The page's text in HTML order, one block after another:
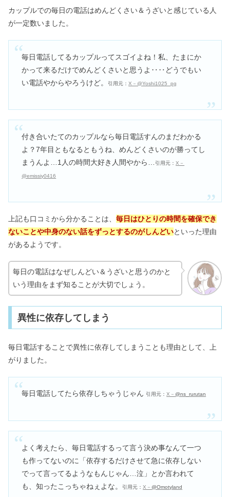
カップルでの毎日の電話はめんどくさい＆うざいと感じている人
が一定数いました。
毎日電話してるカップルってスゴイよね！私、たまにか
かって来るだけでめんどくさいと思うよ‥‥どうでもい
い電話やからやろうけど。
引用元：X－@Yoshi1025_pg
付き合いたてのカップルなら毎日電話すんのまだわかる
よ？7年目ともなるともうね、めんどくさいのが勝ってし
まうんよ…1人の時間大好き人間やから…
引用元：X－
@emissiy0416
上記も口コミから分かることは、 毎日はひとりの時間を確保でき
ないことや中身のない話をずっとするのがしんどいといった理由
があるようです。
毎日の電話はなぜしんどい＆うざいと思うのかと
いう理由をまず知ることが大切でしょう。
異性に依存してしまう
毎日電話することで異性に依存してしまうことも理由として、上
がりました。
毎日電話してたら依存しちゃうじゃん 引用元：X－@ns_rurutan
よく考えたら、毎日電話するって言う決め事なんて一つ
も作ってないのに「依存するだけさせて急に依存しない
でって言ってるようなもんじゃん…泣」とか言われて
も、知ったこっちゃねぇよな。
引用元：X－@Omotyland